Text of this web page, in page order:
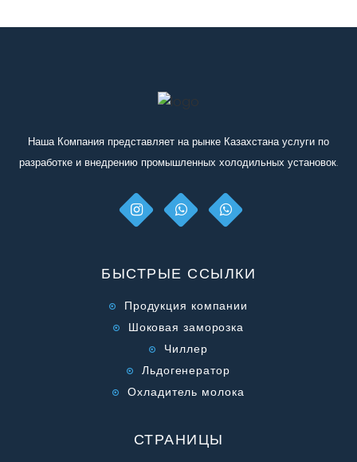
Наша Компания представляет на рынке Казахстана услуги по
разработке и внедрению промышленных холодильных установок.
БЫСТРЫЕ ССЫЛКИ
Продукция компании
Шоковая заморозка
Чиллер
Льдогенератор
Охладитель молока
СТРАНИЦЫ